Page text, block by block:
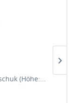
(Höhe:...